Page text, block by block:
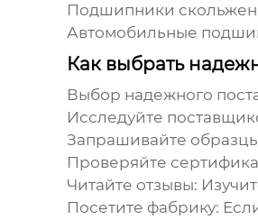
Подшипники
Автомобильные
Как выбрать
Выбор надежного
Исследуйте
Запрашивайте
Проверяйте
Читайте отзывы:
Посетите фабрику: